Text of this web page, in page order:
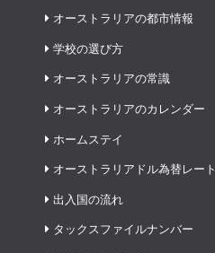
オーストラリアの都市情報
学校の選び方
オーストラリアの常識
オーストラリアのカレンダー
ホームステイ
オーストラリアドル為替レート
出入国の流れ
タックスファイルナンバー